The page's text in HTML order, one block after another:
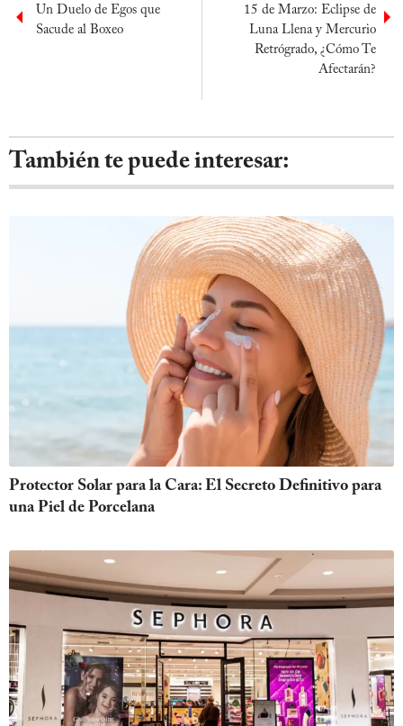
Un Duelo de Egos que
Sacude al Boxeo
15 de Marzo: Eclipse de
Luna Llena y Mercurio
Retrógrado, ¿Cómo Te
Afectarán?
También te puede interesar:
Protector Solar para la Cara: El Secreto Definitivo para
una Piel de Porcelana